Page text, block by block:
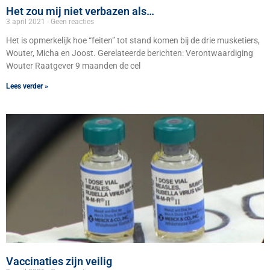
Het zou mij niet verbazen als…
3 april 2021 Geen reacties
Het is opmerkelijk hoe “feiten” tot stand komen bij de drie musketiers,
Wouter, Micha en Joost. Gerelateerde berichten: Verontwaardiging
Wouter Raatgever 9 maanden de cel
Lees verder »
Vaccinaties zijn veilig